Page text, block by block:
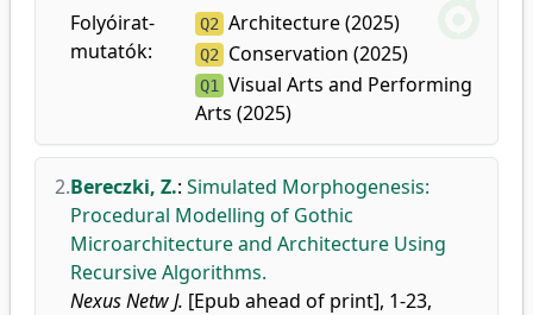
Folyóirat-
mutatók:
Q2 Architecture (2025)
Q2 Conservation (2025)
Q1 Visual Arts and Performing
Arts (2025)
2.Bereczki, Z.: Simulated Morphogenesis:
Procedural Modelling of Gothic
Microarchitecture and Architecture Using
Recursive Algorithms.
Nexus Netw J. [Epub ahead of print], 1-23,